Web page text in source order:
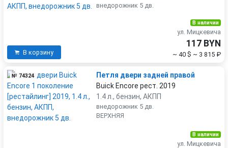
внедорожник 5 дв.
В корзину
В наличии
ул. Мицкевича
117 BYN
~ 40 $ ~ 3 815 ₽
№ 74324
Петля двери задней правой
Buick Encore рест. 2019
1.4 л., бензин, АКПП
внедорожник 5 дв.
ВЕРХНЯЯ
В наличии
ул. Мицкевича